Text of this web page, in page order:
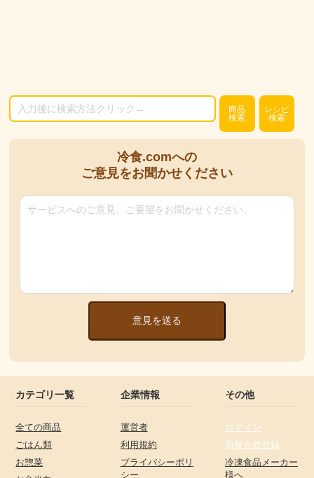
商品
検索
レシピ
検索
冷食.comへの
ご意見をお聞かせください
意見を送る
カテゴリ一覧
全ての商品
ごはん類
お惣菜
企業情報
運営者
利用規約
プライバシーポリ
シー
その他
ログイン
新規会員登録
冷凍食品メーカー
様へ